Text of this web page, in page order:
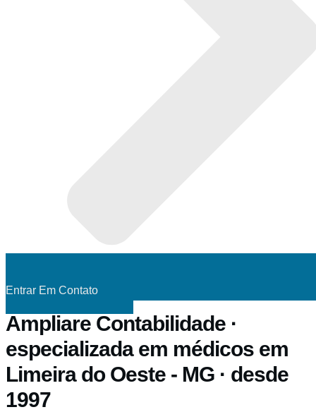
Entrar Em Contato
Ampliare Contabilidade ·
especializada em médicos em
Limeira do Oeste - MG · desde
1997